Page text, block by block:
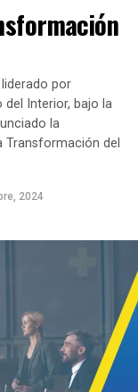
de convertir
busca no solo
y
Esta
de manera
y asegurar la
de
del ICETEX se
para asegurar
falta de
por
Interior, bajo la
la
del
2024